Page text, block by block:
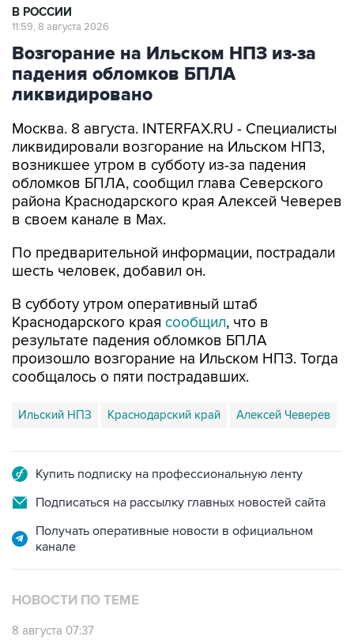
В РОССИИ
11:59, 8 августа 2026
Возгорание на Ильском НПЗ из-за
падения обломков БПЛА
ликвидировано
Москва. 8 августа. INTERFAX.RU - Специалисты
ликвидировали возгорание на Ильском НПЗ,
возникшее утром в субботу из-за падения
обломков БПЛА, сообщил глава Северского
района Краснодарского края Алексей Чеверев
в своем канале в Max.
По предварительной информации, пострадали
шесть человек, добавил он.
В субботу утром оперативный штаб
Краснодарского края сообщил, что в
результате падения обломков БПЛА
произошло возгорание на Ильском НПЗ. Тогда
сообщалось о пяти пострадавших.
Ильский НПЗ Краснодарский край Алексей Чеверев
Купить подписку на профессиональную ленту
Подписаться на рассылку главных новостей сайта
Получать оперативные новости в официальном
канале
НОВОСТИ ПО ТЕМЕ
8 августа 07:37